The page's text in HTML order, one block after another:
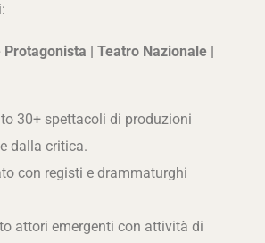
| Teatro Nazionale |
30+ spettacoli di produzioni
dalla critica.
con registi e drammaturghi
attori emergenti con attività di